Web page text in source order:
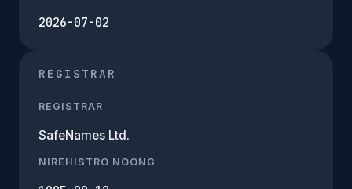
2026-07-02
REGISTRAR
REGISTRAR
SafeNames Ltd.
NIREHISTRO NOONG